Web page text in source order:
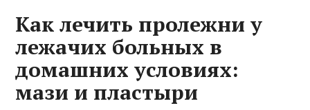
Как лечить пролежни у
лежачих больных в
домашних условиях:
мази и пластыри